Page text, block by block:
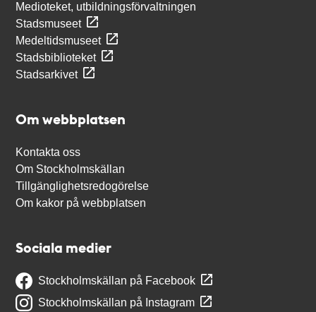
Medioteket, utbildningsförvaltningen
Stadsmuseet
Medeltidsmuseet
Stadsbiblioteket
Stadsarkivet
Om webbplatsen
Kontakta oss
Om Stockholmskällan
Tillgänglighetsredogörelse
Om kakor på webbplatsen
Sociala medier
Stockholmskällan på Facebook
Stockholmskällan på Instagram